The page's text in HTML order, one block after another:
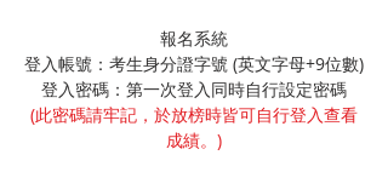
報名系統
登入帳號：考生身分證字號 (英文字母+9位數)
登入密碼：第一次登入同時自行設定密碼
(此密碼請牢記，於放榜時皆可自行登入查看
成績。)